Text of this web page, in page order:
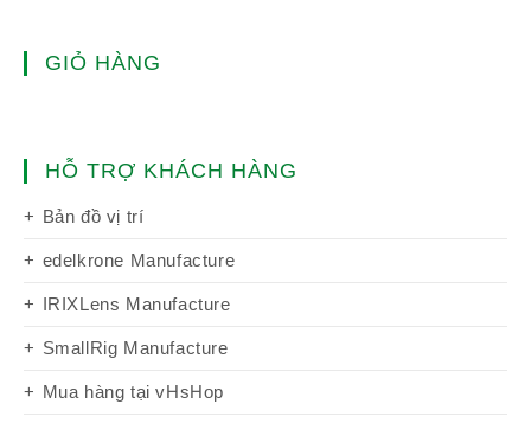
GIỎ HÀNG
HỖ TRỢ KHÁCH HÀNG
Bản đồ vị trí
edelkrone Manufacture
IRIXLens Manufacture
SmallRig Manufacture
Mua hàng tại vHsHop